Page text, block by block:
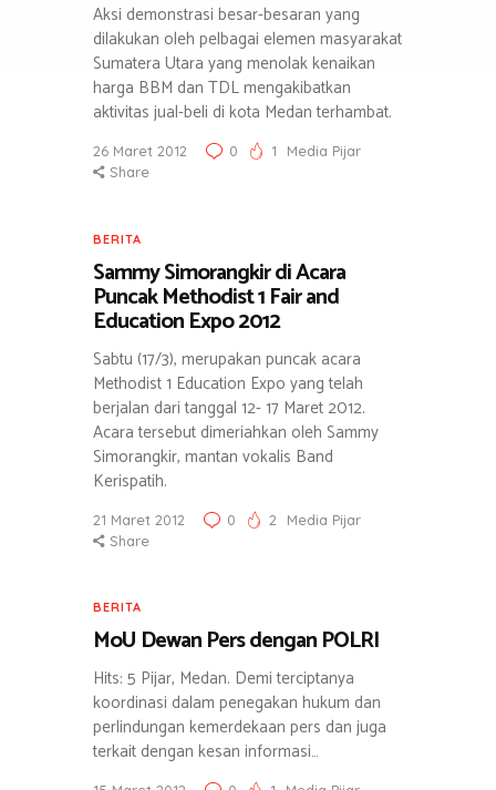
Aksi demonstrasi besar-besaran yang
dilakukan oleh pelbagai elemen masyarakat
Sumatera Utara yang menolak kenaikan
harga BBM dan TDL mengakibatkan
aktivitas jual-beli di kota Medan terhambat.
26 Maret 2012 0 1
Media Pijar
Share
BERITA
Sammy Simorangkir di Acara
Puncak Methodist 1 Fair and
Education Expo 2012
Sabtu (17/3), merupakan puncak acara
Methodist 1 Education Expo yang telah
berjalan dari tanggal 12- 17 Maret 2012.
Acara tersebut dimeriahkan oleh Sammy
Simorangkir, mantan vokalis Band
Kerispatih.
21 Maret 2012 0 2
Media Pijar
Share
BERITA
MoU Dewan Pers dengan POLRI
Hits: 5 Pijar, Medan. Demi terciptanya
koordinasi dalam penegakan hukum dan
perlindungan kemerdekaan pers dan juga
terkait dengan kesan informasi…